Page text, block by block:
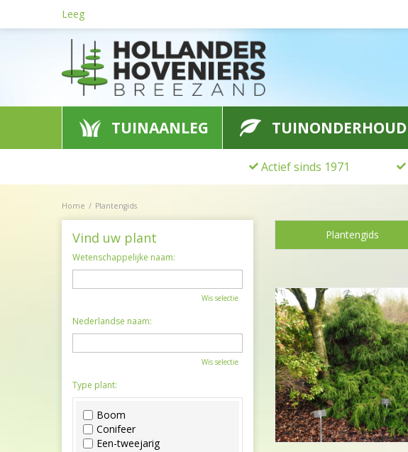
Home Plantengids
Leeg
TUINAANLEG TUINONDERHOUD
Actief sinds 1971
Plantengids
Vind uw plant
Wetenschappelijke naam:
Wis selectie
Nederlandse naam:
Wis selectie
Type plant:
Boom
Conifeer
Een-tweejarig